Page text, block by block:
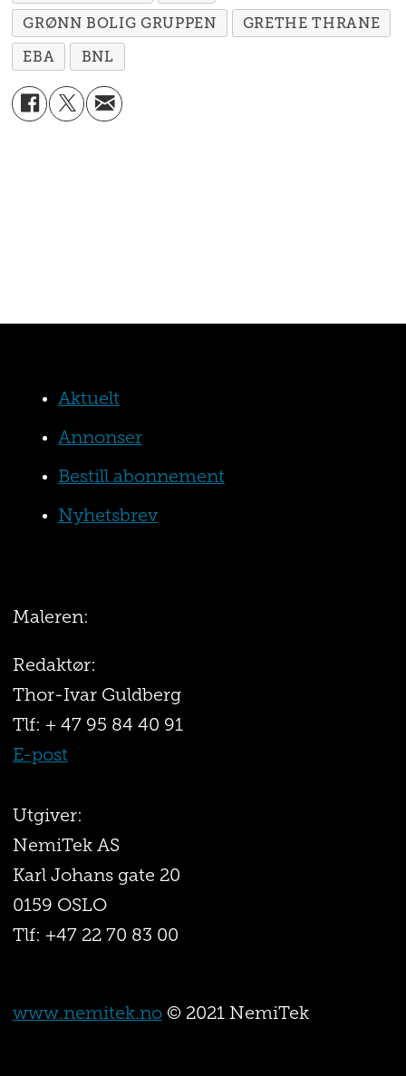
GRØNN BOLIG GRUPPEN
GRETHE THRANE
EBA
BNL
Aktuelt
Annonser
Bestill abonnement
Nyhetsbrev
Maleren:
Redaktør:
Thor-Ivar Guldberg
Tlf: + 47 95 84 40 91
E-post
Utgiver:
NemiTek AS
Karl Johans gate 20
0159 OSLO
Tlf: +47 22 70 83 00
www.nemitek.no© 2021 NemiTek